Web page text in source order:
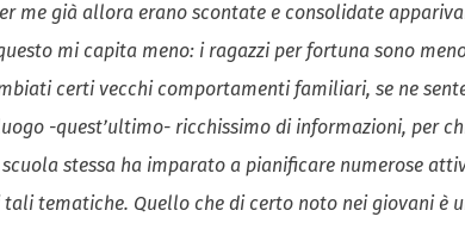
me già allora erano scontate e consolidate
mi capita meno: i ragazzi per fortuna sono
certi vecchi comportamenti familiari, se ne
-quest’ultimo- ricchissimo di informazioni, per
stessa ha imparato a pianificare numerose
tali tematiche. Quello che di certo noto nei giovani è